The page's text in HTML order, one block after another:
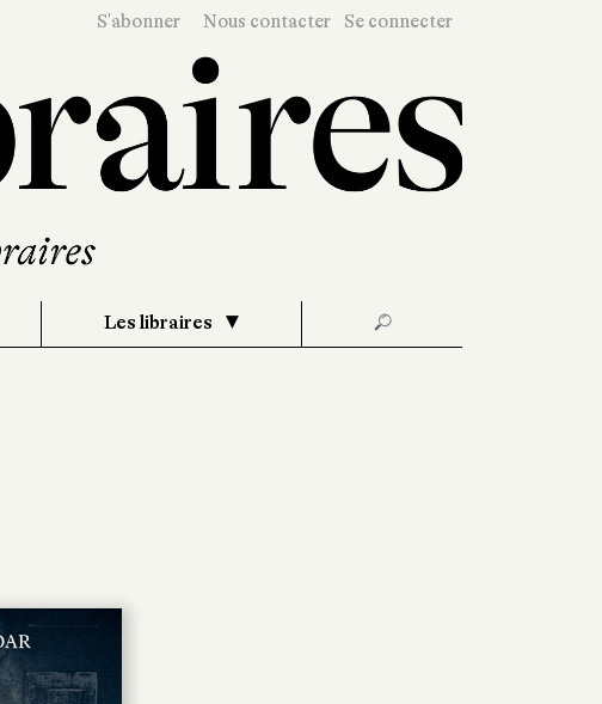
S'abonner Nous contacter Se connecter
Les libraires 🔎